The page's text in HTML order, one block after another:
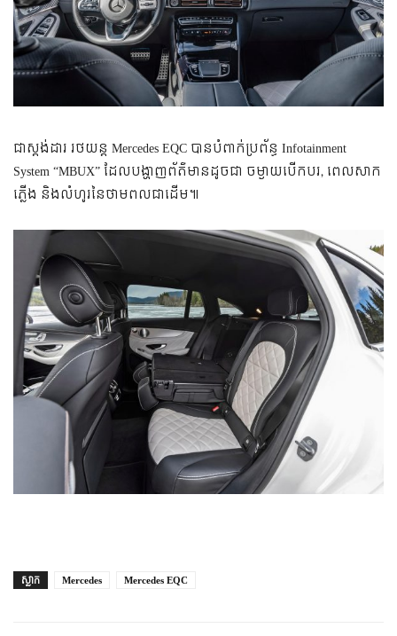
ជាស្តង់ដារ រថយន្ត Mercedes EQC បានបំពាក់ប្រព័ន្ធ Infotainment
System “MBUX” ដែលបង្ហាញព័ត៌មានដូចជា ចម្ងាយបើកបរ, ពេលសាក
ភ្លើង និងលំហូរនៃថាមពលជាដើម៕
ស្លាក Mercedes Mercedes EQC